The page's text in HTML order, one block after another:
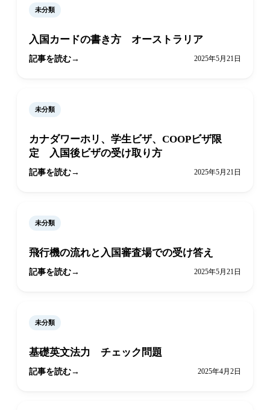
未分類
入国カードの書き方 オーストラリア
記事を読む 2025年5月21日
未分類
カナダワーホリ、学生ビザ、COOPビザ限
定 入国後ビザの受け取り方
記事を読む 2025年5月21日
未分類
飛行機の流れと入国審査場での受け答え
記事を読む 2025年5月21日
未分類
基礎英文法力 チェック問題
記事を読む 2025年4月2日